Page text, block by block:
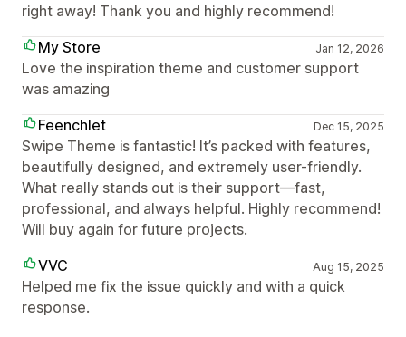
right away! Thank you and highly recommend!
My Store
Jan 12, 2026
Love the inspiration theme and customer support
was amazing
Feenchlet
Dec 15, 2025
Swipe Theme is fantastic! It’s packed with features,
beautifully designed, and extremely user-friendly.
What really stands out is their support—fast,
professional, and always helpful. Highly recommend!
Will buy again for future projects.
VVC
Aug 15, 2025
Helped me fix the issue quickly and with a quick
response.